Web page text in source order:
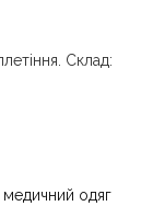
Склад:
- не
одяг